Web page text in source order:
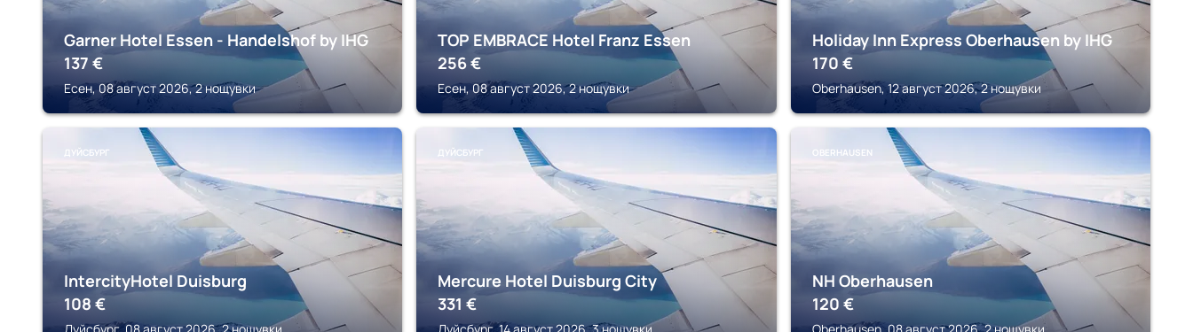
Garner Hotel Essen - Handelshof by IHG
137 €
Есен, 08 август 2026, 2 нощувки
TOP EMBRACE Hotel Franz Essen
256€
Есен, 08 август 2026, 2 нощувки
Holiday Inn Express Oberhausen by IHG
170 €
Oberhausen, 12 август 2026, 2 нощувки
ДУЙСБУРГ
IntercityHotel Duisburg
108 €
ДУЙСБУРГ
Mercure Hotel Duisburg City
331 €
OBERHAUSEN
NH Oberhausen
120 €